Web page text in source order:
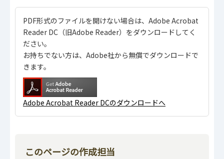
PDF形式のファイルを開けない場合は、Adobe Acrobat
Reader DC（旧Adobe Reader）をダウンロードしてく
ださい。
お持ちでない方は、Adobe社から無償でダウンロードで
きます。
Adobe Acrobat Reader DCのダウンロードへ
このページの作成担当